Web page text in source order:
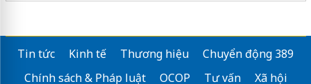
Tin tức Kinh tế Thương hiệu
Chuyển động 389
Chính sách & Pháp luật
OCOP Tư vấn
Xã hội